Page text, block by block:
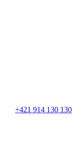
+421 914 130 130